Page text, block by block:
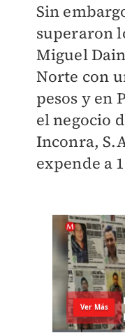
Sin
superaron
Miguel
Norte con
pesos y en
el negocio
Inconra,
expende a